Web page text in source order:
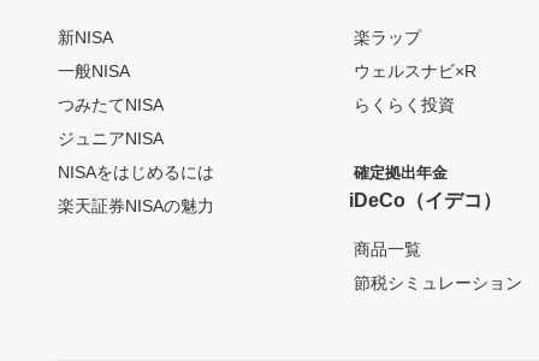
新NISA
一般NISA
つみたてNISA
ジュニアNISA
NISAをはじめるには
楽天証券NISAの魅力
楽ラップ
ウェルスナビ×R
らくらく投資
確定拠出年金
iDeCo（イデコ）
商品一覧
節税シミュレーション